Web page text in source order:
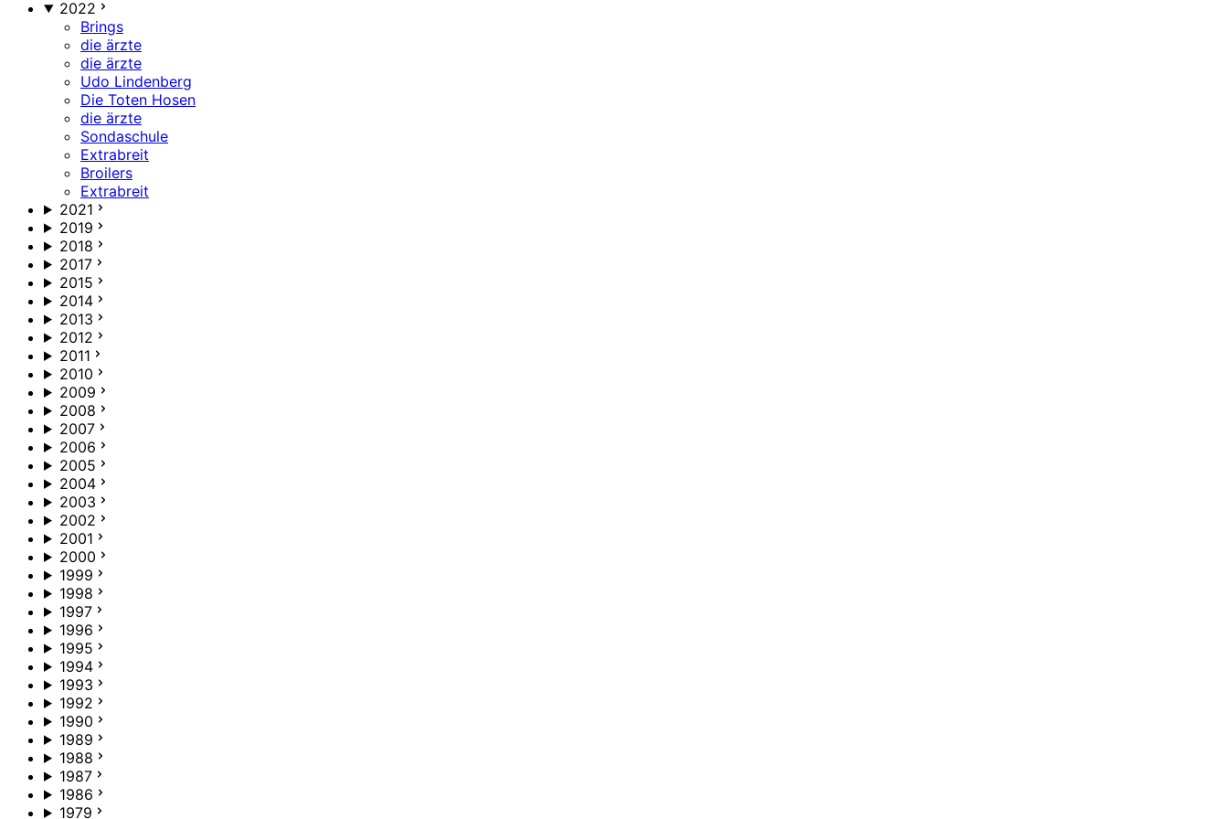
2022
Brings
die ärzte
die ärzte
Udo Lindenberg
Die Toten Hosen
die ärzte
Sondaschule
Extrabreit
Broilers
Extrabreit
2021
2019
2018
2017
2015
2014
2013
2012
2011
2010
2009
2008
2007
2006
2005
2004
2003
2002
2001
2000
1999
1998
1997
1996
1995
1994
1993
1992
1990
1989
1988
1987
1986
1979